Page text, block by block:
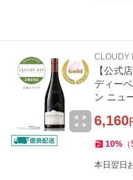
CLOUDY
【公式
ディー
ン ニュ
6,160
10% （
本日翌日